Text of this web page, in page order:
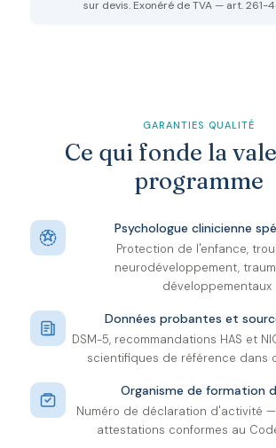
sur devis. Exonéré de TVA — art. 261-
GARANTIES QUALITÉ
Ce qui fonde la
programme
Psychologue clinicienne
Protection de l'enfance,
neurodéveloppement,
développementaux
Données probantes et
DSM-5, recommandations HAS et
scientifiques de référence dans
Organisme de formation
Numéro de déclaration d'activité
attestations conformes au